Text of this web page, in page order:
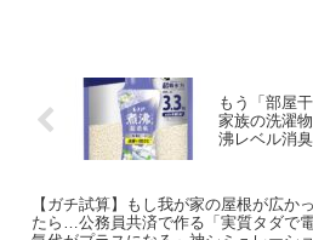
もう「部屋
家族の洗濯
沸レベル消
【ガチ試算】もし我が家の屋根が広かっ
たら…公務員共済で作る「実質タダで